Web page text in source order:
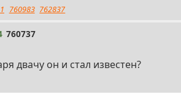
760983 762837
760737
двачу он и стал известен?